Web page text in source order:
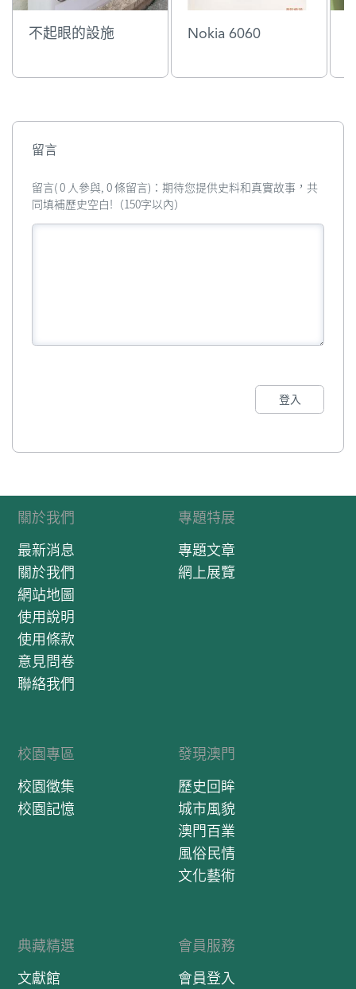
不起眼的設施 Nokia 6060
留言
留言( 0 人參與, 0 條留言)：期待您提供史料和真實故事，共
同填補歷史空白!（150字以內）
登入
關於我們
最新消息
關於我們
網站地圖
使用說明
使用條款
意見問卷
聯絡我們
專題特展
專題文章
網上展覽
校園專區
校園徵集
校園記憶
發現澳門
歷史回眸
城市風貌
澳門百業
風俗民情
文化藝術
典藏精選
文獻館
會員服務
會員登入